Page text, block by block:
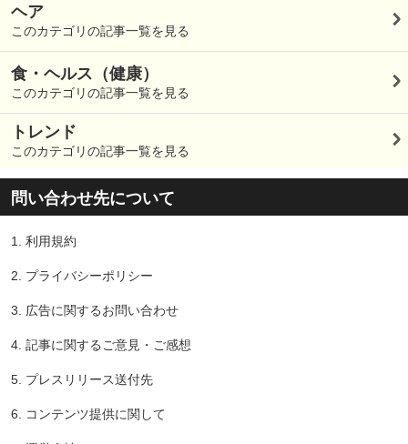
ヘア
このカテゴリの記事一覧を見る
食・ヘルス（健康）
このカテゴリの記事一覧を見る
トレンド
このカテゴリの記事一覧を見る
問い合わせ先について
1. 利用規約
2. プライバシーポリシー
3. 広告に関するお問い合わせ
4. 記事に関するご意見・ご感想
5. プレスリリース送付先
6. コンテンツ提供に関して